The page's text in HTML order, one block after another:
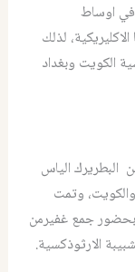
في اوساط
لذلك
الكويت وبغداد
البطريرك الياس
والكويت، وتمت
جمع غفيرمن
الارثوذكسية.